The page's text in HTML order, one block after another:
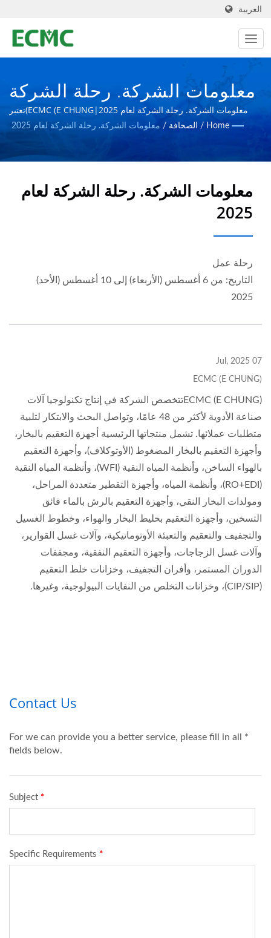
العربية
معلومات الشركة. رحلة الشركة
لعام 2025 | شركة تصنيع
معدات تصنيع الأدوية
والتكنولوجيا الحيوية في تايوان
| شركة إي تشونغ للآلات
معلومات الشركة. رحلة الشركة لعام 2025|ECMC (E CHUNG)تعتبر
نفسها شركة عالمية متخصصة في مصانع المعدات الصيدلانية، بهدف إنشاء
Home
/ الصحافة / معلومات الشركة. رحلة الشركة لعام 2025
معلومات الشركة. رحلة الشركة لعام
2025
رحلة عمل
التاريخ: من 6 أغسطس (الأربعاء) إلى 10 أغسطس (الأحد)
2025
07 Jul, 2025
ECMC (E CHUNG)
ECMC (E CHUNG)تتخصص الشركة في إنتاج تكنولوجيا آلات
صناعة الأدوية لأكثر من 48 عامًا، وتواصل البحث والابتكار لتلبية
متطلبات عملائها. تشمل منتجاتها الرئيسية أجهزة التعقيم بالبخار،
وأجهزة التعقيم بالبخار المضغوط (الأوتوكلاف)، وأجهزة التعقيم
بالهواء الساخن، وأنظمة المياه النقية (WFI)، وأنظمة المياه النقية
(RO+EDI)، وأنظمة المياه، وأجهزة التقطير متعددة المراحل،
ومولدات البخار النقي، وأجهزة التعقيم بالرش بالماء فائق
التسخين، وأجهزة التعقيم بخليط البخار والهواء، وخطوط الغسيل
والتجفيف والتعقيم والتعبئة الأوتوماتيكية، وآلات غسل القوارير،
وآلات غسل الزجاجات، وأجهزة التعقيم النفقية، ومجففات
الدوران المستمر، وأفران التجفيف، وخزانات خلط التعقيم
(CIP/SIP)، وخزانات التخلص من النفايات البيولوجية، وغيرها.